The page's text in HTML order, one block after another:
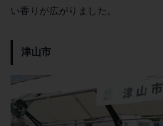
い香りが広がりました。
津山市